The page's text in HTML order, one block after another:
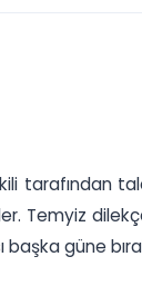
tarafından
Temyiz
güne